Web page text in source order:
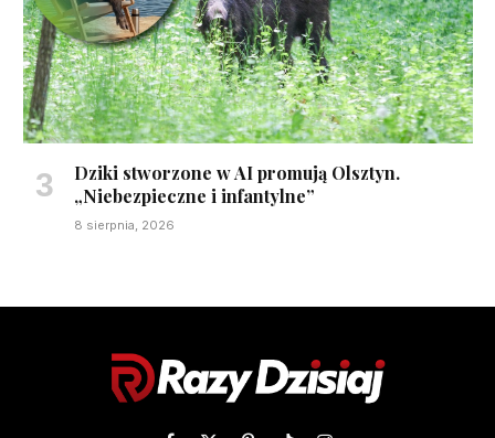
Dziki stworzone w AI promują Olsztyn.
„Niebezpieczne i infantylne”
8 sierpnia, 2026